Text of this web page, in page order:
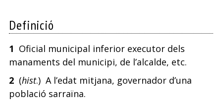
Definició
1 Oficial municipal inferior executor dels
manaments del municipi, de l’alcalde, etc.
2(hist.) A l’edat mitjana, governador d’una
població sarraïna.